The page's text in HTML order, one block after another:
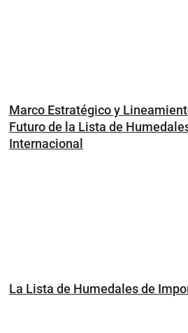
Marco Estratégico y
Futuro de la Lista de
Internacional
La Lista de Humedales de